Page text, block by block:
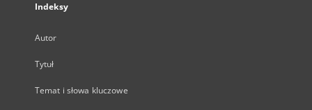
Indeksy
Autor
Tytuł
Temat i słowa kluczowe